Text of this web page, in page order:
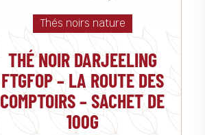
Thés noirs nature
THÉ NOIR DARJEELING
FTGFOP – LA ROUTE DES
COMPTOIRS – SACHET DE
100G